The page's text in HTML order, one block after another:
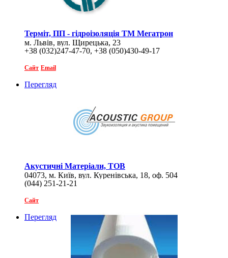
Терміт, ПП - гідроізоляція ТМ Мегатрон
м. Львів, вул. Щирецька, 23
+38 (032)247-47-70, +38 (050)430-49-17
Сайт Email
Перегляд
Акустичні Матеріали, ТОВ
04073, м. Київ, вул. Куренівська, 18, оф. 504
(044) 251-21-21
Сайт
Перегляд